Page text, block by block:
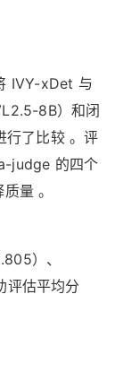
IVY-xDet 与
8B）和闭
行了比较 。评
judge 的四个
量 。
）、
评估平均分